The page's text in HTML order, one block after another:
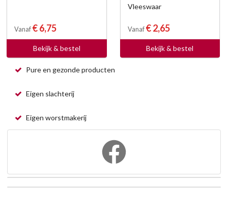
Vanaf € 6,75
Bekijk & bestel
Vleeswaar
Vanaf € 2,65
Bekijk & bestel
Pure en gezonde producten
Eigen slachterij
Eigen worstmakerij